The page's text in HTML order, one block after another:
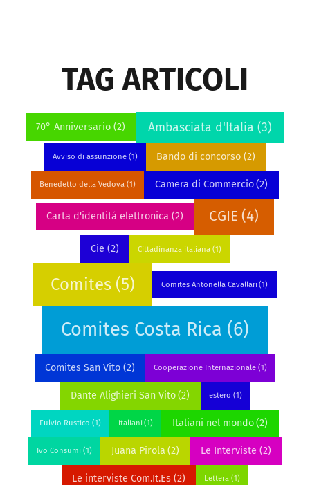
TAG ARTICOLI
70° Anniversario (2) Ambasciata d'Italia (3)
Avviso di assunzione (1) Bando di concorso (2)
Benedetto della Vedova (1) Camera di Commercio (2)
Carta d'identitá elettronica (2) CGIE (4)
Cie (2) Cittadinanza italiana (1)
Comites (5) Comites Antonella Cavallari (1)
Comites Costa Rica (6)
Comites San Vito (2) Cooperazione Internazionale (1)
Dante Alighieri San Vito (2) estero (1)
Fulvio Rustico (1) italiani (1) Italiani nel mondo (2)
Ivo Consumi (1) Juana Pirola (2) Le Interviste (2)
Le interviste Com.It.Es (2) Lettera (1)